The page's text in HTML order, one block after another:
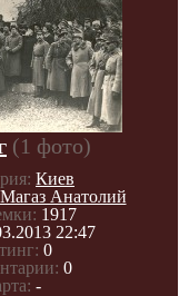
(1 фото)
Киев
Магаз Анатолий
1917
22:47
0
0
-